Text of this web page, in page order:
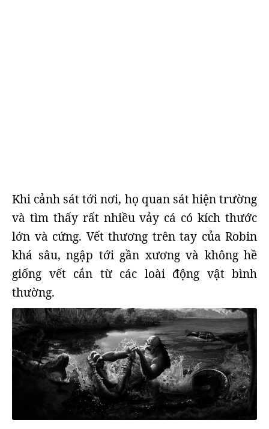
Khi cảnh sát tới nơi, họ quan sát hiện trường
và tìm thấy rất nhiều vảy cá có kích thước
lớn và cứng. Vết thương trên tay của Robin
khá sâu, ngập tới gần xương và không hề
giống vết cắn từ các loài động vật bình
thường.